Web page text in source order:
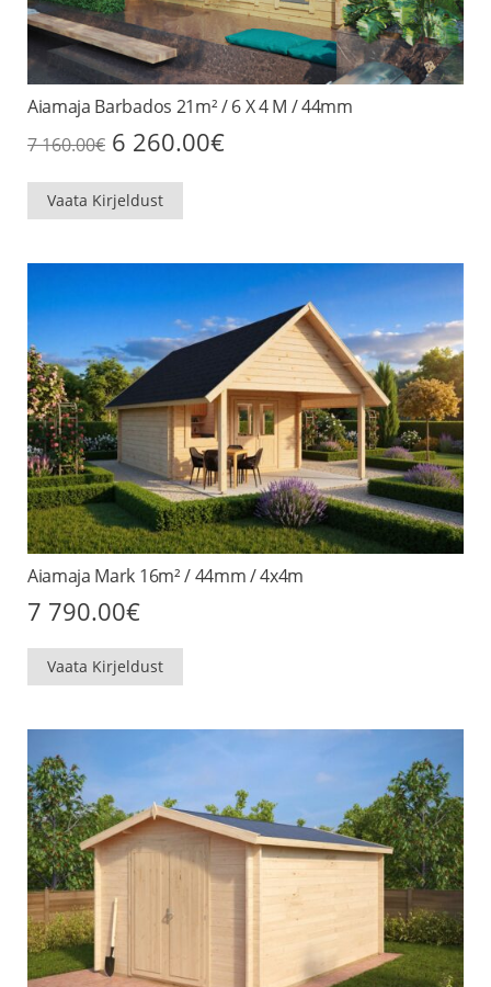
Aiamaja Barbados 21m² / 6 X 4 M / 44mm
7 160.00€ Algne
hind
7
160.00€.
6 260.00€Praegune
Vaata Kirjeldust
Aiamaja Mark 16m² / 44mm / 4x4m
7 790.00€
Vaata Kirjeldust